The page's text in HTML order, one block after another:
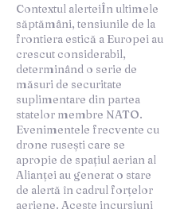
Contextul alerteiÎn ultimele
săptămâni, tensiunile de la
frontiera estică a Europei au
crescut considerabil,
determinând o serie de
măsuri de securitate
suplimentare din partea
statelor membre NATO.
Evenimentele frecvente cu
drone rusești care se
apropie de spațiul aerian al
Alianței au generat o stare
de alertă în cadrul forțelor
aeriene. Aceste incursiuni
neautorizate au dus la
activarea unor protocoale
de reacție rapidă, menite să
protejeze integritatea
teritorială și să asigure
siguranța cetățenilor.
Autoritățile au subliniat
importanța unei vigilențe
sporite și a unei coordonări
eficiente între diferitele baze
aeriene din regiune pentru a
face față posibilelor
amenințări. În acest